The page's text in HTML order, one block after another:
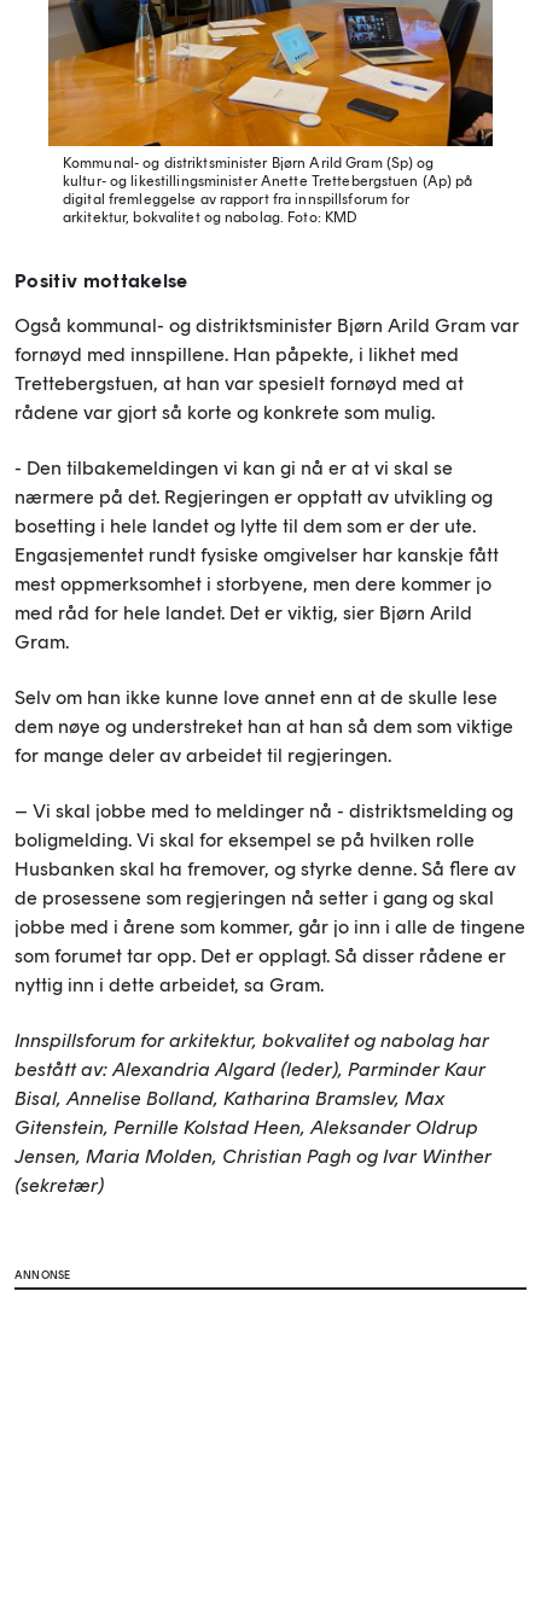
Kommunal- og distriktsminister Bjørn Arild Gram (Sp) og
kultur- og likestillingsminister Anette Trettebergstuen (Ap) på
digital fremleggelse av rapport fra innspillsforum for
arkitektur, bokvalitet og nabolag. Foto: KMD
Positiv mottakelse
Også kommunal- og distriktsminister Bjørn Arild Gram var
fornøyd med innspillene. Han påpekte, i likhet med
Trettebergstuen, at han var spesielt fornøyd med at
rådene var gjort så korte og konkrete som mulig.
- Den tilbakemeldingen vi kan gi nå er at vi skal se
nærmere på det. Regjeringen er opptatt av utvikling og
bosetting i hele landet og lytte til dem som er der ute.
Engasjementet rundt fysiske omgivelser har kanskje fått
mest oppmerksomhet i storbyene, men dere kommer jo
med råd for hele landet. Det er viktig, sier Bjørn Arild
Gram.
Selv om han ikke kunne love annet enn at de skulle lese
dem nøye og understreket han at han så dem som viktige
for mange deler av arbeidet til regjeringen.
– Vi skal jobbe med to meldinger nå - distriktsmelding og
boligmelding. Vi skal for eksempel se på hvilken rolle
Husbanken skal ha fremover, og styrke denne. Så flere av
de prosessene som regjeringen nå setter i gang og skal
jobbe med i årene som kommer, går jo inn i alle de tingene
som forumet tar opp. Det er opplagt. Så disser rådene er
nyttig inn i dette arbeidet, sa Gram.
Innspillsforum for arkitektur, bokvalitet og nabolag har
bestått av: Alexandria Algard (leder), Parminder Kaur
Bisal, Annelise Bolland, Katharina Bramslev, Max
Gitenstein, Pernille Kolstad Heen, Aleksander Oldrup
Jensen, Maria Molden, Christian Pagh og Ivar Winther
(sekretær)
ANNONSE